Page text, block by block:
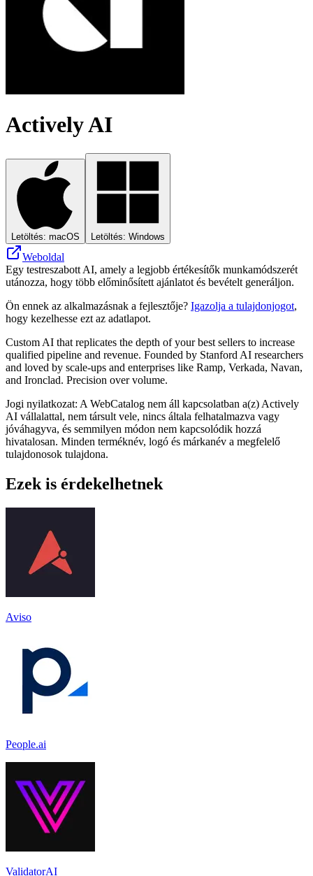
Actively AI
Letöltés: macOS Letöltés: Windows
Weboldal
Egy testreszabott AI, amely a legjobb értékesítők munkamódszerét
utánozza, hogy több előminősített ajánlatot és bevételt generáljon.
Ön ennek az alkalmazásnak a fejlesztője? Igazolja a tulajdonjogot,
hogy kezelhesse ezt az adatlapot.
Custom AI that replicates the depth of your best sellers to increase
qualified pipeline and revenue. Founded by Stanford AI researchers
and loved by scale-ups and enterprises like Ramp, Verkada, Navan,
and Ironclad. Precision over volume.
Jogi nyilatkozat: A WebCatalog nem áll kapcsolatban a(z) Actively
AI vállalattal, nem társult vele, nincs általa felhatalmazva vagy
jóváhagyva, és semmilyen módon nem kapcsolódik hozzá
hivatalosan. Minden terméknév, logó és márkanév a megfelelő
tulajdonosok tulajdona.
Ezek is érdekelhetnek
Aviso
People.ai
ValidatorAI